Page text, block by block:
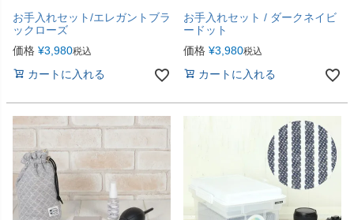
お手入れセット/エレガントブラ
ックローズ
価格 ¥3,980税込
カートに入れる
お手入れセット / ダークネイビ
ードット
価格 ¥3,980税込
カートに入れる